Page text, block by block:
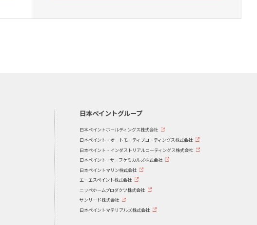
日本ペイントグループ
日本ペイントホールディングス株式会社
日本ペイント・オートモーティブコーティングス株式会社
日本ペイント・インダストリアルコーティングス株式会社
日本ペイント・サーフケミカルズ株式会社
日本ペイントマリン株式会社
エーエスペイント株式会社
ニッペホームプロダクツ株式会社
サンリード株式会社
日本ペイントマテリアルズ株式会社